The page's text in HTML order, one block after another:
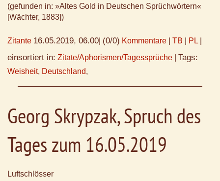
(gefunden in: »Altes Gold in Deutschen Sprüchwörtern«
[Wächter, 1883])
Zitante 16.05.2019, 06.00 (0/0) Kommentare TB PL
einsortiert in: Zitate/Aphorismen/Tagessprüche Tags:
Weisheit, Deutschland,
Georg Skrypzak, Spruch des
Tages zum 16.05.2019
Luftschlösser